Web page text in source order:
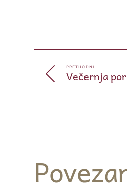
PRETHODNI
Večernja